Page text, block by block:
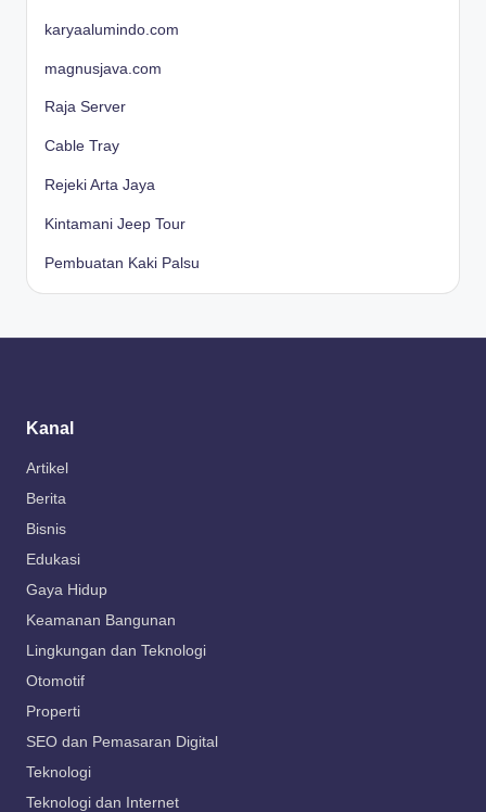
karyaalumindo.com
magnusjava.com
Raja Server
Cable Tray
Rejeki Arta Jaya
Kintamani Jeep Tour
Pembuatan Kaki Palsu
Kanal
Artikel
Berita
Bisnis
Edukasi
Gaya Hidup
Keamanan Bangunan
Lingkungan dan Teknologi
Otomotif
Properti
SEO dan Pemasaran Digital
Teknologi
Teknologi dan Internet